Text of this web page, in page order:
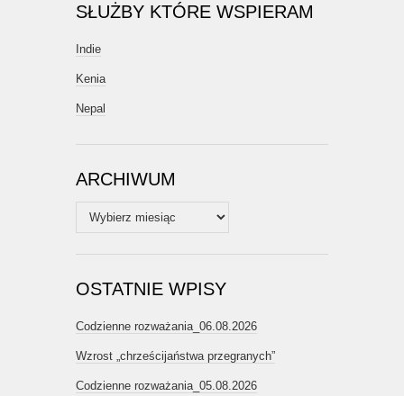
SŁUŻBY KTÓRE WSPIERAM
Indie
Kenia
Nepal
ARCHIWUM
Archiwum
OSTATNIE WPISY
Codzienne rozważania_06.08.2026
Wzrost „chrześcijaństwa przegranych”
Codzienne rozważania_05.08.2026